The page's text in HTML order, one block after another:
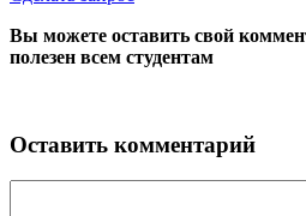
Вы можете оставить свой
полезен всем студентам
Оставить комментарий